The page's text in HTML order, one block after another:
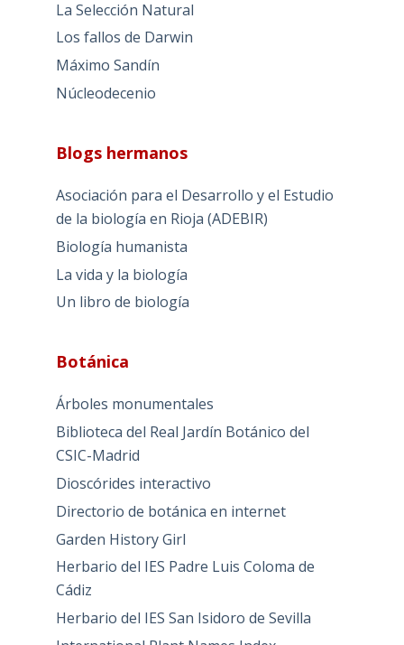
La Selección Natural
Los fallos de Darwin
Máximo Sandín
Núcleodecenio
Blogs hermanos
Asociación para el Desarrollo y el Estudio
de la biología en Rioja (ADEBIR)
Biología humanista
La vida y la biología
Un libro de biología
Botánica
Árboles monumentales
Biblioteca del Real Jardín Botánico del
CSIC-Madrid
Dioscórides interactivo
Directorio de botánica en internet
Garden History Girl
Herbario del IES Padre Luis Coloma de
Cádiz
Herbario del IES San Isidoro de Sevilla